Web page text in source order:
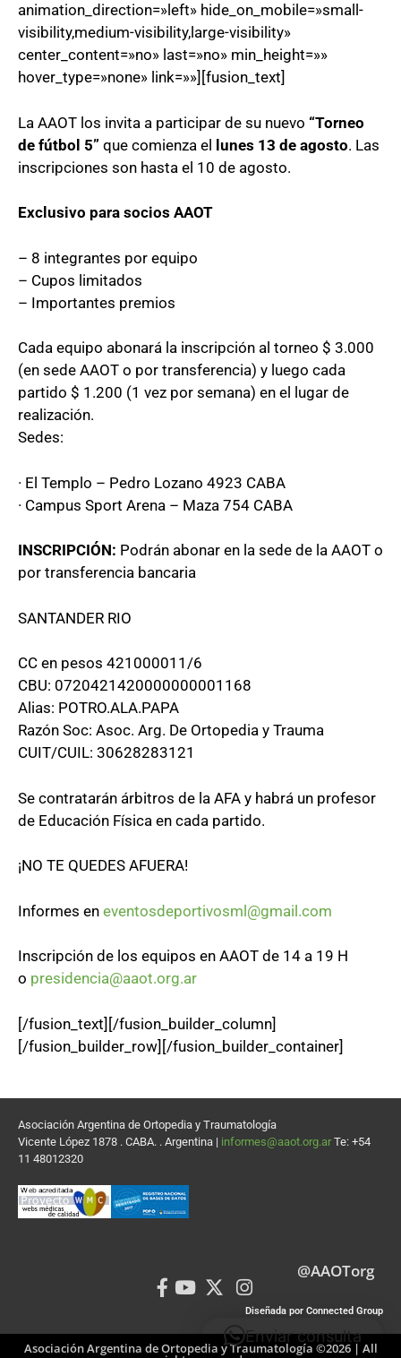
animation_direction=»left» hide_on_mobile=»small-
visibility,medium-visibility,large-visibility»
center_content=»no» last=»no» min_height=»»
hover_type=»none» link=»»][fusion_text]
La AAOT los invita a participar de su nuevo “Torneo
de fútbol 5” que comienza el lunes 13 de agosto. Las
inscripciones son hasta el 10 de agosto.
Exclusivo para socios AAOT
– 8 integrantes por equipo
– Cupos limitados
– Importantes premios
Cada equipo abonará la inscripción al torneo $ 3.000
(en sede AAOT o por transferencia) y luego cada
partido $ 1.200 (1 vez por semana) en el lugar de
realización.
Sedes:
· El Templo – Pedro Lozano 4923 CABA
· Campus Sport Arena – Maza 754 CABA
INSCRIPCIÓN: Podrán abonar en la sede de la AAOT o
por transferencia bancaria
SANTANDER RIO
CC en pesos 421000011/6
CBU: 0720421420000000001168
Alias: POTRO.ALA.PAPA
Razón Soc: Asoc. Arg. De Ortopedia y Trauma
CUIT/CUIL: 30628283121
Se contratarán árbitros de la AFA y habrá un profesor
de Educación Física en cada partido.
¡NO TE QUEDES AFUERA!
Informes en eventosdeportivosml@gmail.com
Inscripción de los equipos en AAOT de 14 a 19 H
o presidencia@aaot.org.ar
[/fusion_text][/fusion_builder_column]
[/fusion_builder_row][/fusion_builder_container]
Asociación Argentina de Ortopedia y Traumatología
Vicente López 1878 . CABA. . Argentina | informes@aaot.org.ar Te: +54
11 48012320
@AAOTorg
Diseñada por Connected Group
Asociación Argentina de Ortopedia y Traumatología ©2026 | All
Enviar consulta